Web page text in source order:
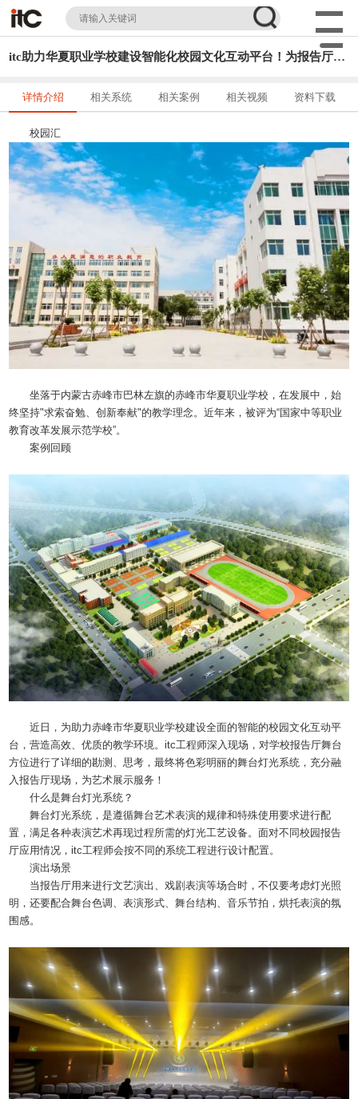
itc助力华夏职业学校建设智能化校园文化互动平台！为报告厅艺术展示服务！
详情介绍 相关系统 相关案例 相关视频 资料下载
校园汇
坐落于内蒙古赤峰市巴林左旗的赤峰市华夏职业学校，在发展中，始
终坚持"求索奋勉、创新奉献"的教学理念。近年来，被评为“国家中等职业
教育改革发展示范学校”。
案例回顾
近日，为助力赤峰市华夏职业学校建设全面的智能的校园文化互动平
台，营造高效、优质的教学环境。itc工程师深入现场，对学校报告厅舞台
方位进行了详细的勘测、思考，最终将色彩明丽的舞台灯光系统，充分融
入报告厅现场，为艺术展示服务！
什么是舞台灯光系统？
舞台灯光系统，是遵循舞台艺术表演的规律和特殊使用要求进行配
置，满足各种表演艺术再现过程所需的灯光工艺设备。面对不同校园报告
厅应用情况，itc工程师会按不同的系统工程进行设计配置。
演出场景
当报告厅用来进行文艺演出、戏剧表演等场合时，不仅要考虑灯光照
明，还要配合舞台色调、表演形式、舞台结构、音乐节拍，烘托表演的氛
围感。